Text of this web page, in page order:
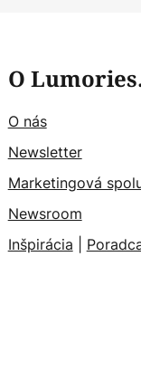
O
O nás
Newsletter
Marketingová
Newsroom
Inšpirácia